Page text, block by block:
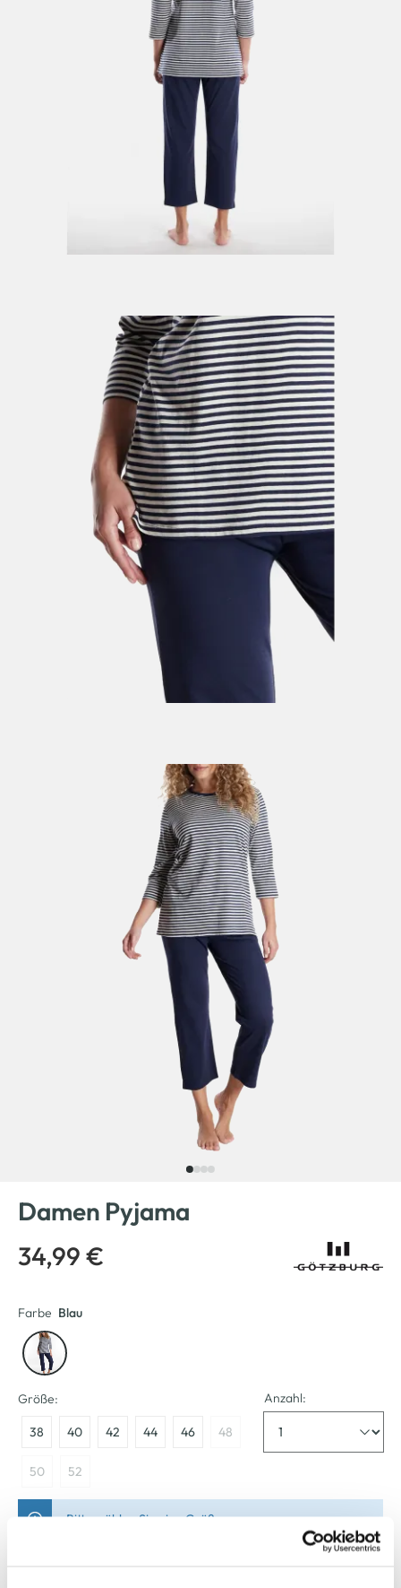
Damen Pyjama
34,99 €
Farbe Blau
Größe:
38 40 42 44 46 48
50 52
Anzahl:
Bitte wählen Sie eine Größe aus